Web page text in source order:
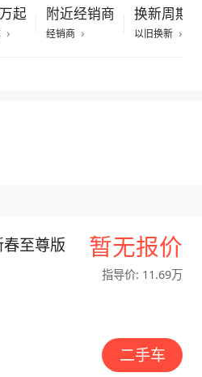
起 附近经销商
经销商
换新周期快
以旧换新
暂无报价
指导价: 11.69万
至尊版
二手车